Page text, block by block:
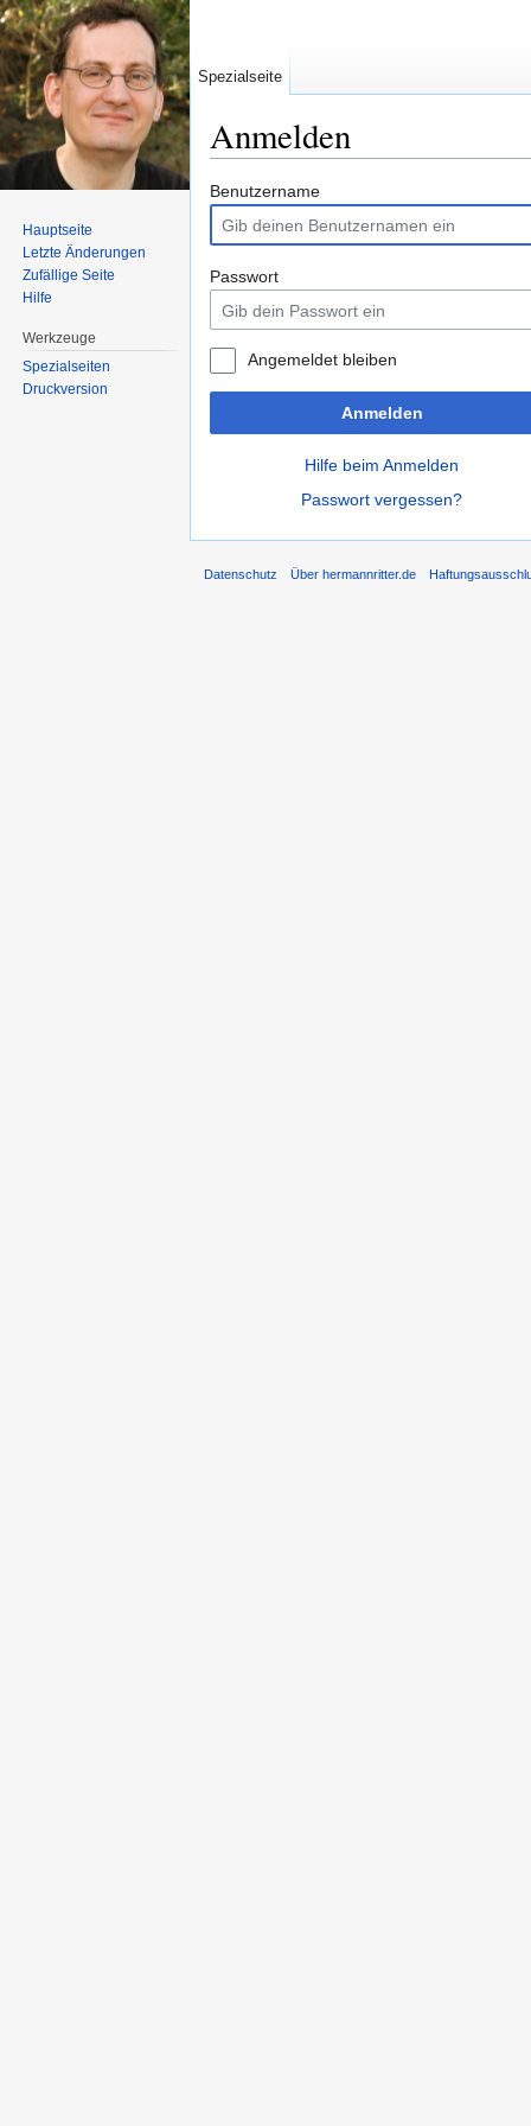
Anmelden
Benutzername
Passwort
Angemeldet bleiben
Anmelden
Hilfe beim Anmelden
Passwort vergessen?
Spezialseite
Hauptseite
Letzte Änderungen
Zufällige Seite
Hilfe
Werkzeuge
Spezialseiten
Druckversion
Datenschutz Über hermannritter.de